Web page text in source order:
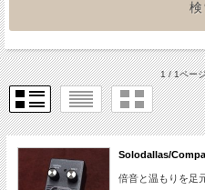
1 / 1ペー
Solodallas/
倍音と温もりを足